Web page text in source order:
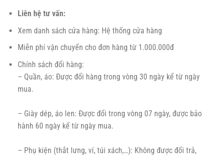
Xem danh sách cửa hàng: Hệ thống cửa hàng
Miễn phí vận chuyển cho đơn hàng từ 1.000.000đ
Chính sách đổi hàng:
– Quần, áo: Được đổi hàng trong vòng 30 ngày kể từ ngày
mua.
– Giày dép, áo len: Được đổi trong vòng 07 ngày, được bảo
hành 60 ngày kể từ ngày mua.
– Phụ kiện (thắt lưng, ví, túi xách,…): Không được đổi trả,